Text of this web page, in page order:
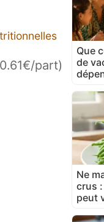
part)
Que
de
Ne
crus
peut